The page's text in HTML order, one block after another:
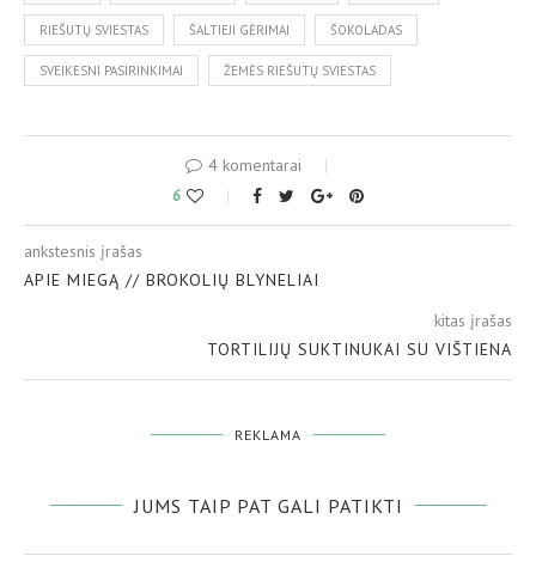
RIEŠUTŲ SVIESTAS ŠALTIEJI GĖRIMAI ŠOKOLADAS
SVEIKESNI PASIRINKIMAI ŽEMĖS RIEŠUTŲ SVIESTAS
4 komentarai
6
ankstesnis įrašas
APIE MIEGĄ // BROKOLIŲ BLYNELIAI
kitas įrašas
TORTILIJŲ SUKTINUKAI SU VIŠTIENA
REKLAMA
JUMS TAIP PAT GALI PATIKTI